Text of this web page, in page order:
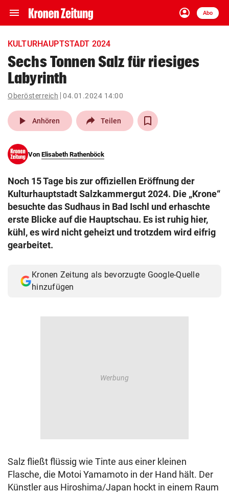
menu Navigation
ein-/ausklappen
account_circle
Anmelden
Abo
close Schließen
account_circle Anmelden
pin_drop
Wien arrow_right
search
eingeben
© Krone Multimedia GmbH & Co KG 2026
Muthgasse 2, 1190 Wien
KULTURHAUPTSTADT 2024
Sechs Tonnen Salz für riesiges
Labyrinth
Oberösterreich 04.01.2024 14:00
play_arrow Anhören Teilen
Von Elisabeth Rathenböck
Noch 15 Tage bis zur offiziellen Eröffnung der
Kulturhauptstadt Salzkammergut 2024. Die „Krone“
besuchte das Sudhaus in Bad Ischl und erhaschte
erste Blicke auf die Hauptschau. Es ist ruhig hier,
kühl, es wird nicht geheizt und trotzdem wird eifrig
gearbeitet.
Kronen Zeitung als bevorzugte Google-Quelle
hinzufügen
Salz fließt flüssig wie Tinte aus einer kleinen
Flasche, die Motoi Yamamoto in der Hand hält. Der
Künstler aus Hiroshima/Japan hockt in einem Raum